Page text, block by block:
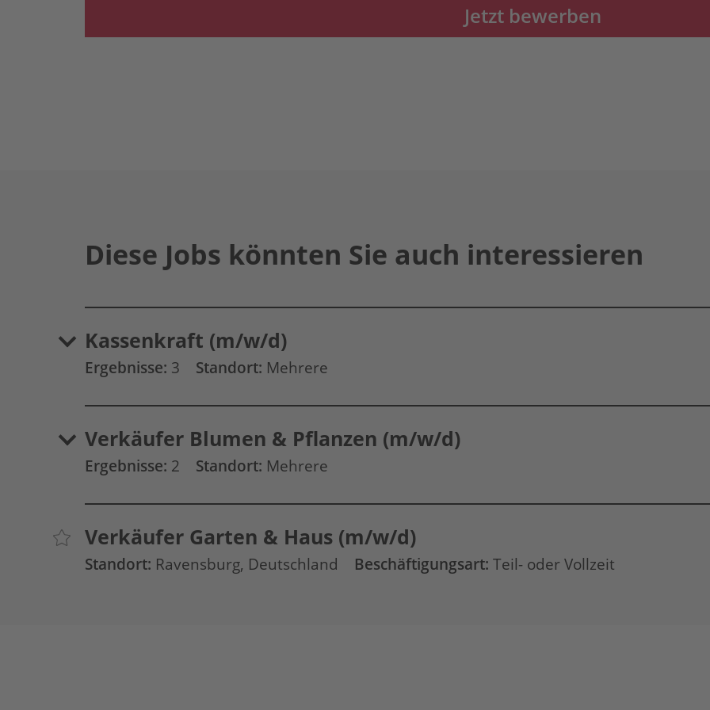
Jetzt bewerben
Diese Jobs könnten Sie auch interessieren
Kassenkraft (m/w/d)
Ergebnisse: 3 Standort: Mehrere
Verkäufer Blumen & Pflanzen (m/w/d)
Ergebnisse: 2 Standort: Mehrere
Verkäufer Garten & Haus (m/w/d)
Standort: Ravensburg, Deutschland Beschäftigungsart: Teil- oder Vollzeit